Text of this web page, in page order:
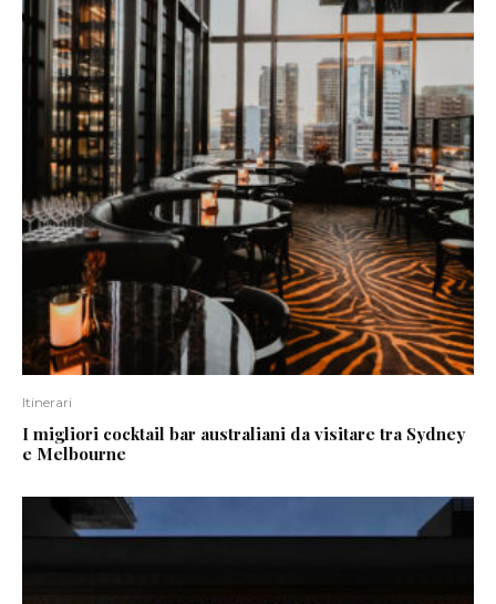
Itinerari
I migliori cocktail bar australiani da visitare tra Sydney
e Melbourne